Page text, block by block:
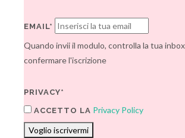
EMAIL*
Quando invii il modulo, controlla la tua
confermare l'iscrizione
PRIVACY*
ACCETTO LA Privacy Policy
Voglio iscrivermi